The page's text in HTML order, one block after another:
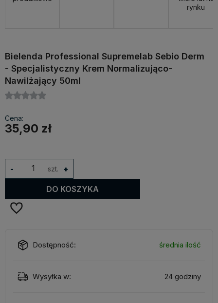
rynku
Bielenda Professional Supremelab Sebio Derm
- Specjalistyczny Krem Normalizująco-
Nawilżający 50ml
Cena:
35,90 zł
szt. +
-
DO KOSZYKA
Dostępność: średnia ilość
Wysyłka w: 24 godziny